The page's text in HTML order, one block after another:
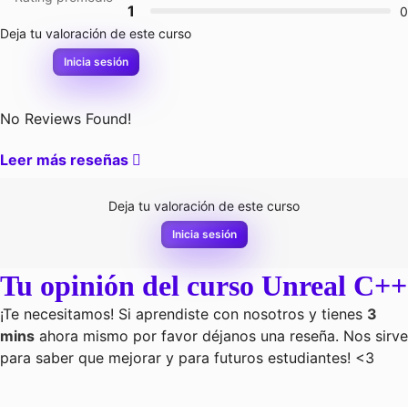
1
0
Deja tu valoración de este curso
Inicia sesión
No Reviews Found!
Leer más reseñas
Deja tu valoración de este curso
Inicia sesión
Tu opinión del curso Unreal C++
¡Te necesitamos! Si aprendiste con nosotros y tienes 3
mins ahora mismo por favor déjanos una reseña. Nos sirve
para saber que mejorar y para futuros estudiantes! <3